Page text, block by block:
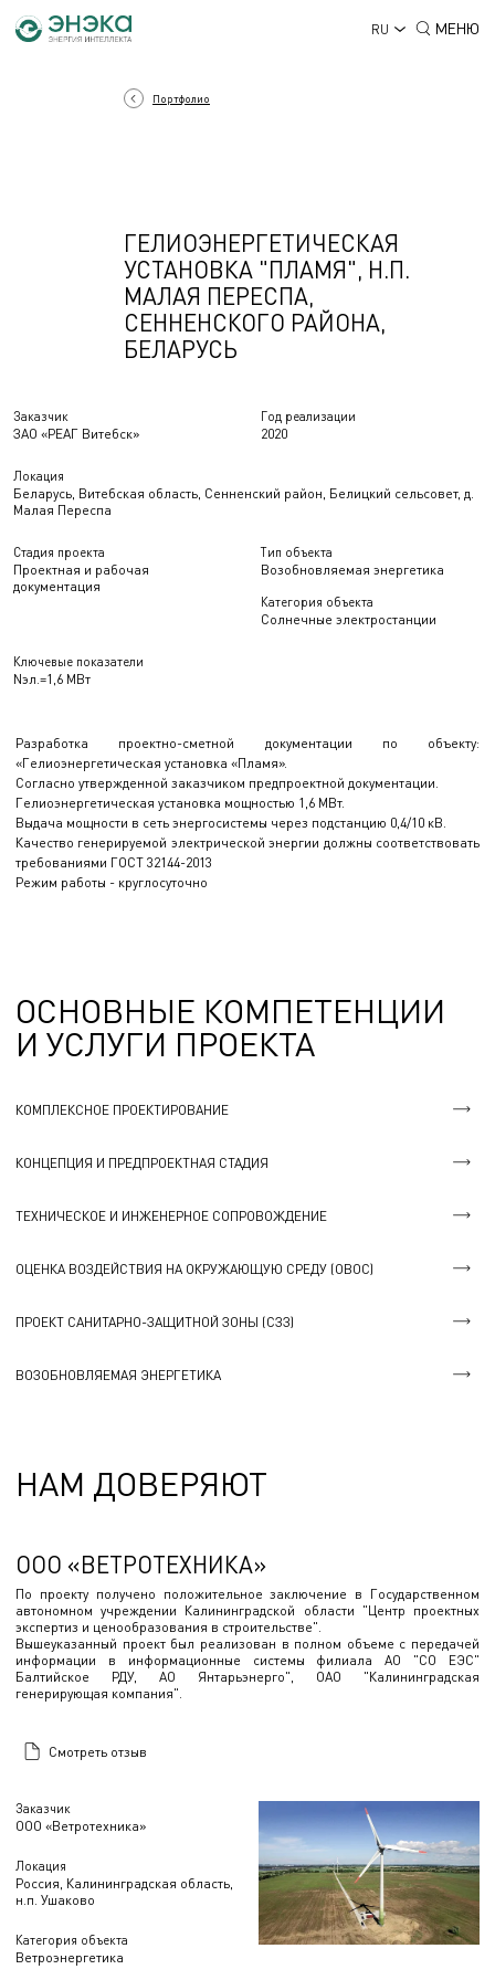
RU МЕНЮ
Заказчик
ЗАО «РЕАГ Витебск»
Год реализации
2020
Локация
Беларусь, Витебская область, Сенненский район, Белицкий сельсовет, д.
Малая Переспа
Стадия проекта
Проектная и рабочая
документация
Тип объекта
Возобновляемая энергетика
Категория объекта
Солнечные электростанции
Ключевые показатели
Nэл.=1,6 МВт
Портфолио
ГЕЛИОЭНЕРГЕТИЧЕСКАЯ
УСТАНОВКА "ПЛАМЯ", Н.П.
МАЛАЯ ПЕРЕСПА,
СЕННЕНСКОГО РАЙОНА,
БЕЛАРУСЬ
Разработка проектно-сметной документации по объекту:
«Гелиоэнергетическая установка «Пламя».
Согласно утвержденной заказчиком предпроектной документации.
Гелиоэнергетическая установка мощностью 1,6 МВт.
Выдача мощности в сеть энергосистемы через подстанцию 0,4/10 кВ.
Качество генерируемой электрической энергии должны соответствовать
требованиями ГОСТ 32144-2013
Режим работы - круглосуточно
ОСНОВНЫЕ КОМПЕТЕНЦИИ
И УСЛУГИ ПРОЕКТА
КОМПЛЕКСНОЕ ПРОЕКТИРОВАНИЕ
КОНЦЕПЦИЯ И ПРЕДПРОЕКТНАЯ СТАДИЯ
ТЕХНИЧЕСКОЕ И ИНЖЕНЕРНОЕ СОПРОВОЖДЕНИЕ
ОЦЕНКА ВОЗДЕЙСТВИЯ НА ОКРУЖАЮЩУЮ СРЕДУ (ОВОС)
ПРОЕКТ САНИТАРНО-ЗАЩИТНОЙ ЗОНЫ (СЗЗ)
ВОЗОБНОВЛЯЕМАЯ ЭНЕРГЕТИКА
НАМ ДОВЕРЯЮТ
Заказчик
ООО «Ветротехника»
Локация
Россия, Калининградская область,
н.п. Ушаково
Категория объекта
Ветроэнергетика
ООО «ВЕТРОТЕХНИКА»
По проекту получено положительное заключение в Государственном
автономном учреждении Калининградской области "Центр проектных
экспертиз и ценообразования в строительстве".
Вышеуказанный проект был реализован в полном объеме с передачей
информации в информационные системы филиала АО "СО ЕЭС"
Балтийское РДУ, АО Янтарьэнерго", ОАО "Калининградская
генерирующая компания".
Смотреть отзыв